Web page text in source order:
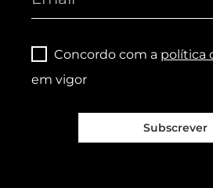
Concordo com a política
em vigor
Subscrever